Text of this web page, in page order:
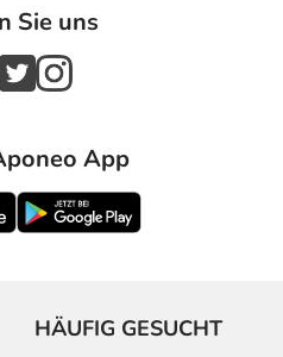
Sie uns
App
HÄUFIG GESUCHT